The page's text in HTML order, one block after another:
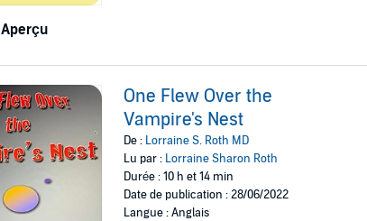
Aperçu
One Flew Over the
Vampire's Nest
De : Lorraine S. Roth MD
Lu par : Lorraine Sharon Roth
Durée : 10 h et 14 min
Date de publication : 28/06/2022
Langue : Anglais